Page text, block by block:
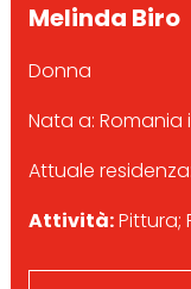
Melinda Biro
Donna
Nata a: Romania
Attuale
Attività:Pittura;